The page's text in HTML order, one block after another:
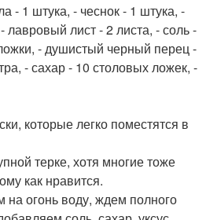
- 1 штука, - чеснок - 1 штука, -
лавровый лист - 2 листа, - соль -
- душистый черный перец -
- сахар - 10 столовых ложек, -
которые легко поместятся в
терке, хотя многие тоже
как нравится.
на огонь воду, ждем полного